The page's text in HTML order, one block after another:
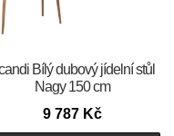
Bílý dubový jídelní stůl
Nagy 150 cm
9 787 Kč